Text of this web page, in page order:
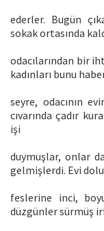
ederler. Bugün
sokak ortasında
odacılarından bir
kadınları bunu
seyre, odacının
cıvarında çadır
işi
duymuşlar, onlar
gelmişlerdi. Evi
feslerine inci,
düzgünler sürmüş